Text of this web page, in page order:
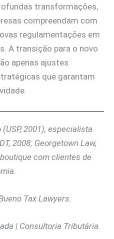
transformações,
compreendam com
regulamentações em
A transição para o novo
apenas ajustes
que garantam
2001), especialista
2008; Georgetown Law,
com clientes de
Tax Lawyers.
| Consultoria Tributária